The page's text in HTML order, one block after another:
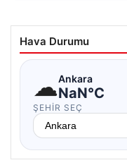
Hava Durumu
☁Ankara
NaN°C
ŞEHIR SEÇ